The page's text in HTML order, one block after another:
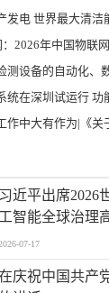
廊全面建成|将为建设新型能源体系、
市场规模接近3000亿美元 智慧
化改造力度|市场监管总局 工业和
圳试运行 功能匹敌
为|《关于做好2023年全面
习近平出席2026
工智能全球治理
主旨讲话
07-17
庆祝中国共产